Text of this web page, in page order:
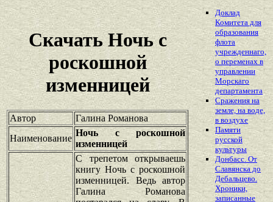
Скачать Ночь с
роскошной
изменницей
Автор
Галина Романова
Наименование
Ночь с роскошной
изменницей
С трепетом открываешь
книгу Ночь с роскошной
изменницей. Ведь автор
Галина Романова
Доклад
Комитета для
образования
флота
учрежденнаго,
о переменах в
управлении
Морскаго
департамента
Сражения на
земле, на воде,
в воздухе
Памяти
русской
культуры
Донбасс. От
Славянска до
Дебальцево.
Хроники,
записанные